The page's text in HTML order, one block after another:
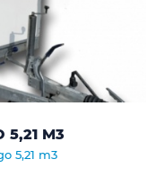
5,21 M3
5,21 m3